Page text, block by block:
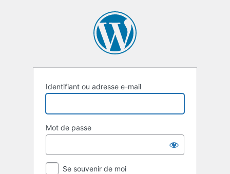
Identifiant ou adresse e-mail
Mot de passe
Se souvenir de moi